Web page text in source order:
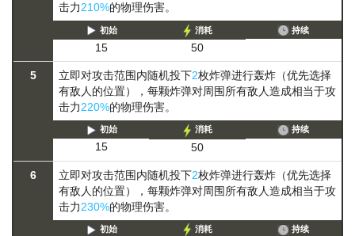
击力210%的物理伤害。
初始
15
消耗
50
持续
5 立即对攻击范围内随机投下2枚炸弹进行轰炸（优先选择
有敌人的位置），每颗炸弹对周围所有敌人造成相当于攻
击力220%的物理伤害。
初始
15
消耗
50
持续
6 立即对攻击范围内随机投下2枚炸弹进行轰炸（优先选择
有敌人的位置），每颗炸弹对周围所有敌人造成相当于攻
击力230%的物理伤害。
初始 消耗 持续